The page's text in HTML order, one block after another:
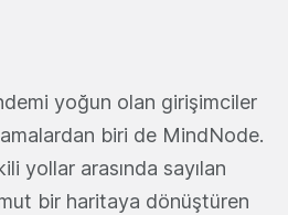
yoğun olan girişimciler
biri de MindNode.
yollar arasında sayılan
bir haritaya dönüştüren